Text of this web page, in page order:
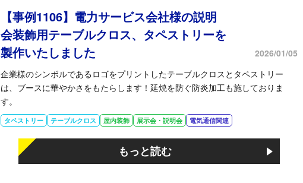
【事例1106】電力サービス会社様の説明
会装飾用テーブルクロス、タペストリーを
製作いたしました
2026/01/05
企業様のシンボルであるロゴをプリントしたテーブルクロスとタペストリー
は、ブースに華やかさをもたらします！延焼を防ぐ防炎加工も施しておりま
す。
タペストリー テーブルクロス 屋内装飾 展示会・説明会 電気通信関連
もっと読む